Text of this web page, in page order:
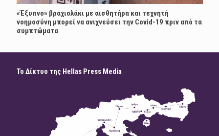
«Έξυπνο» βραχιολάκι με αισθητήρα και τεχνητή
νοημοσύνη μπορεί να ανιχνεύσει την Covid-19 πριν από τα
συμπτώματα
Το Δίκτυο της Hellas Press Media